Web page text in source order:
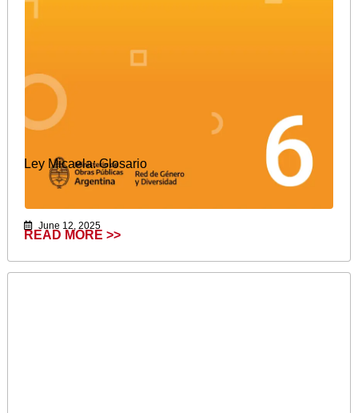
Ley Micaela: Glosario
June 12, 2025
READ MORE >>